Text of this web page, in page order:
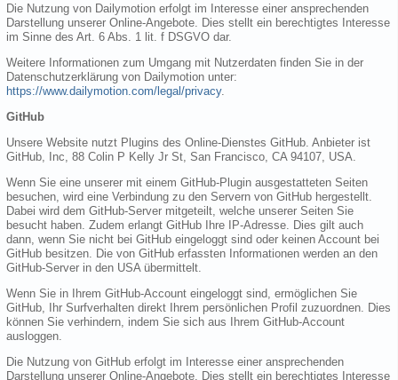
Die Nutzung von Dailymotion erfolgt im Interesse einer ansprechenden
Darstellung unserer Online-Angebote. Dies stellt ein berechtigtes Interesse
im Sinne des Art. 6 Abs. 1 lit. f DSGVO dar.
Weitere Informationen zum Umgang mit Nutzerdaten finden Sie in der
Datenschutzerklärung von Dailymotion unter:
https://www.dailymotion.com/legal/privacy.
GitHub
Unsere Website nutzt Plugins des Online-Dienstes GitHub. Anbieter ist
GitHub, Inc, 88 Colin P Kelly Jr St, San Francisco, CA 94107, USA.
Wenn Sie eine unserer mit einem GitHub-Plugin ausgestatteten Seiten
besuchen, wird eine Verbindung zu den Servern von GitHub hergestellt.
Dabei wird dem GitHub-Server mitgeteilt, welche unserer Seiten Sie
besucht haben. Zudem erlangt GitHub Ihre IP-Adresse. Dies gilt auch
dann, wenn Sie nicht bei GitHub eingeloggt sind oder keinen Account bei
GitHub besitzen. Die von GitHub erfassten Informationen werden an den
GitHub-Server in den USA übermittelt.
Wenn Sie in Ihrem GitHub-Account eingeloggt sind, ermöglichen Sie
GitHub, Ihr Surfverhalten direkt Ihrem persönlichen Profil zuzuordnen. Dies
können Sie verhindern, indem Sie sich aus Ihrem GitHub-Account
ausloggen.
Die Nutzung von GitHub erfolgt im Interesse einer ansprechenden
Darstellung unserer Online-Angebote. Dies stellt ein berechtigtes Interesse